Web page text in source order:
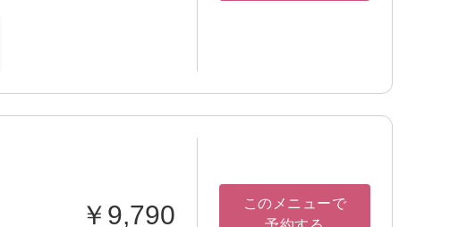
￥9,790
このメニューで